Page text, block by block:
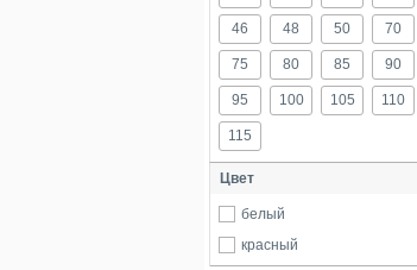
46 48 50 70
75 80 85 90
95 100 105 110
115
Цвет
белый
красный